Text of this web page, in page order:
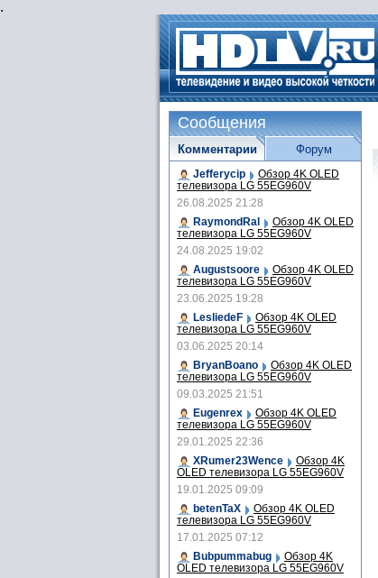
.
Сообщения
Комментарии
Jefferycip Обзор 4K OLED
телевизора LG 55EG960V
26.08.2025 21:28
RaymondRal
Обзор 4K OLED
телевизора LG 55EG960V
24.08.2025 19:02
Augustsoore
Обзор 4K OLED
телевизора LG 55EG960V
23.06.2025 19:28
LesliedeF
Обзор 4K OLED
телевизора LG 55EG960V
03.06.2025 20:14
BryanBoano
Обзор 4K OLED
телевизора LG 55EG960V
09.03.2025 21:51
Eugenrex
Обзор 4K OLED
телевизора LG 55EG960V
29.01.2025 22:36
XRumer23Wence
Обзор 4K
OLED телевизора LG 55EG960V
19.01.2025 09:09
betenTaX
Обзор 4K OLED
телевизора LG 55EG960V
17.01.2025 07:12
Bubpummabug
Обзор 4K
OLED телевизора LG 55EG960V
Форум